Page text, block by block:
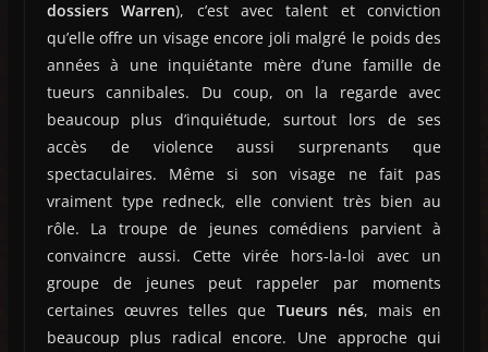
dossiers Warren), c’est avec talent et conviction
qu’elle offre un visage encore joli malgré le poids des
années à une inquiétante mère d’une famille de
tueurs cannibales. Du coup, on la regarde avec
beaucoup plus d’inquiétude, surtout lors de ses
accès de violence aussi surprenants que
spectaculaires. Même si son visage ne fait pas
vraiment type redneck, elle convient très bien au
rôle. La troupe de jeunes comédiens parvient à
convaincre aussi. Cette virée hors-la-loi avec un
groupe de jeunes peut rappeler par moments
certaines œuvres telles que Tueurs nés, mais en
beaucoup plus radical encore. Une approche qui